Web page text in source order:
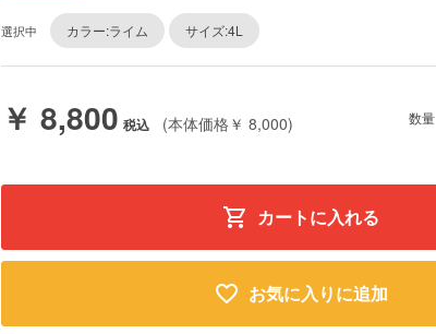
選択中 カラー:ライム サイズ:4L
￥ 8,800 (本体価格￥ 8,000) 数量
カートに入れる
お気に入りに追加